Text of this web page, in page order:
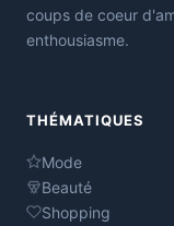
coups de coeur
enthousiasme.
THÉMATIQUES
Mode
Beauté
Shopping